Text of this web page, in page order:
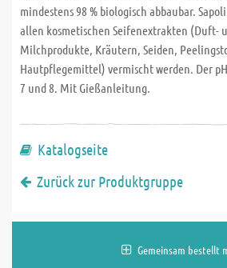
mindestens 98 % biologisch abbaubar.
allen kosmetischen Seifenextrakten (Duft-
Milchprodukte, Kräutern, Seiden,
Hautpflegemittel) vermischt werden. Der
7 und 8. Mit Gießanleitung.
Katalogseite
Zurück zur Produktgruppe
Gemeinsam bestellt